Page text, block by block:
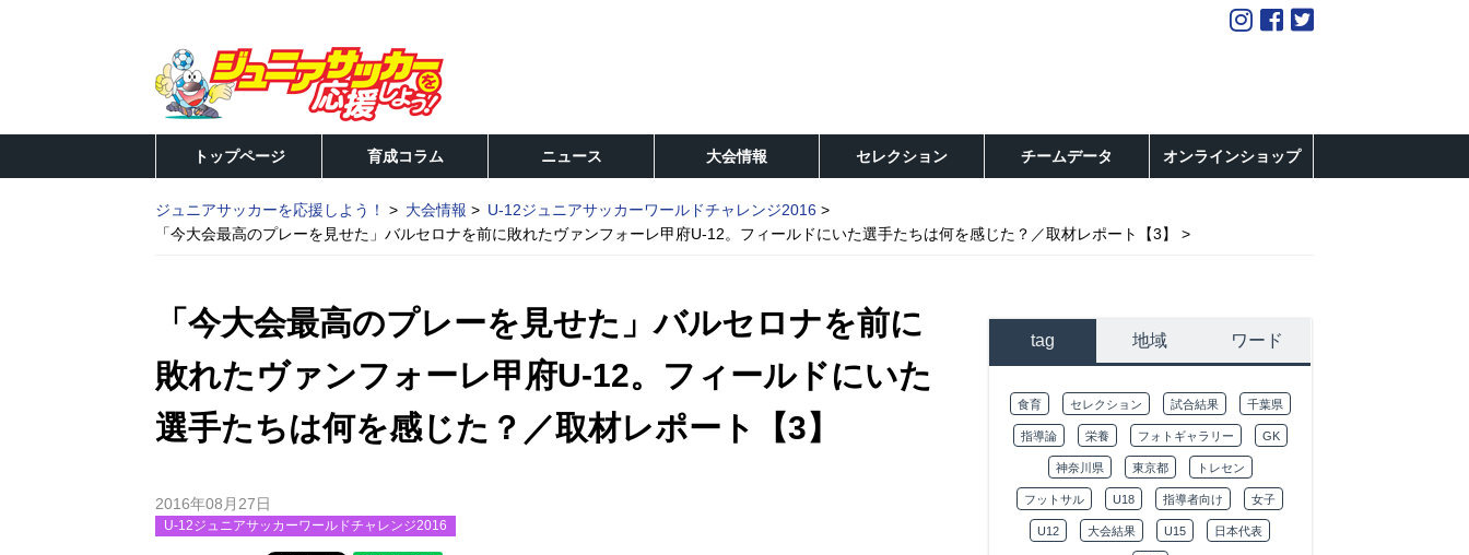
トップページ 育成コラム ニュース 大会情報 セレクション チームデータ オンラインショップ
ジュニアサッカーを応援しよう！ 大会情報
U-12ジュニアサッカーワールドチャレンジ2016
「今大会最高のプレーを見せた」バルセロナを前に敗れたヴァンフォーレ甲府U-12。フィールドにいた選手たちは何を感じた？／取材レポート【3】
「今大会最高のプレーを見せた」バルセロナを前に
敗れたヴァンフォーレ甲府U-12。フィールドにいた
選手たちは何を感じた？／取材レポート【3】
2016年08月27日
U-12ジュニアサッカーワールドチャレンジ2016
tag 地域 ワード
食育 セレクション 試合結果 千葉県
指導論 栄養 フォトギャラリー GK
神奈川県 東京都 トレセン
フットサル U18 指導者向け 女子
U12 大会結果 U15 日本代表